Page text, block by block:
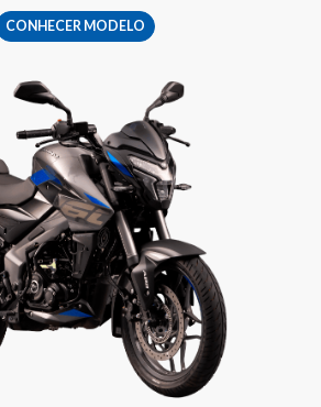
CONHECER MODELO